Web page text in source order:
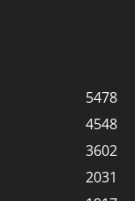
5478
4548
3602
2031